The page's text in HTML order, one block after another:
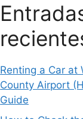
Renting a Car at
County Airport
Guide